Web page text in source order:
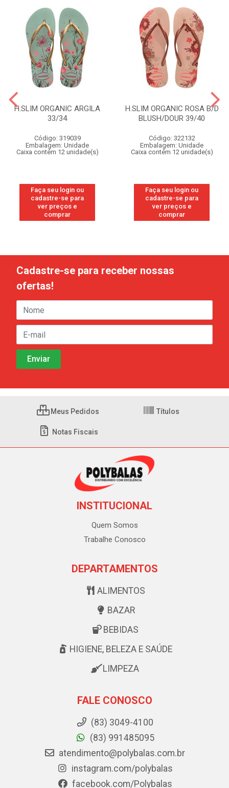
H.SLIM ORGANIC ARGILA
33/34
Código: 319039
Embalagem: Unidade
Caixa contém 12 unidade(s)
Faça seu login ou
cadastre-se para
ver preços e
comprar
H.SLIM ORGANIC ROSA B/D
BLUSH/DOUR 39/40
Código: 322132
Embalagem: Unidade
Caixa contém 12 unidade(s)
Faça seu login ou
cadastre-se para
ver preços e
comprar
Cadastre-se para receber nossas
ofertas!
Meus Pedidos Títulos
Notas Fiscais
INSTITUCIONAL
Quem Somos
Trabalhe Conosco
DEPARTAMENTOS
ALIMENTOS
BAZAR
BEBIDAS
HIGIENE, BELEZA E SAÚDE
LIMPEZA
FALE CONOSCO
(83) 3049-4100
(83) 991485095
atendimento@polybalas.com.br
instagram.com/polybalas
facebook.com/Polybalas